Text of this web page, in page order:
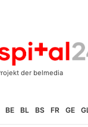
BE BL BS FR GE